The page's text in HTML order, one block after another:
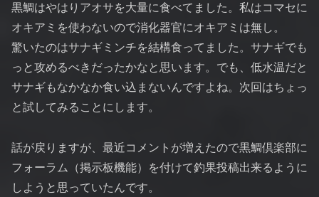
黒鯛はやはりアオサを大量に食べてました。私はコマセに
オキアミを使わないので消化器官にオキアミは無し。
驚いたのはサナギミンチを結構食ってました。サナギでも
っと攻めるべきだったかなと思います。でも、低水温だと
サナギもなかなか食い込まないんですよね。次回はちょっ
と試してみることにします。
話が戻りますが、最近コメントが増えたので黒鯛倶楽部に
フォーラム（掲示板機能）を付けて釣果投稿出来るように
しようと思っていたんです。